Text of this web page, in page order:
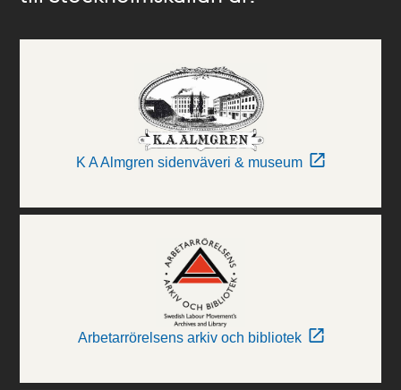
K A Almgren sidenväveri & museum
Arbetarrörelsens arkiv och bibliotek